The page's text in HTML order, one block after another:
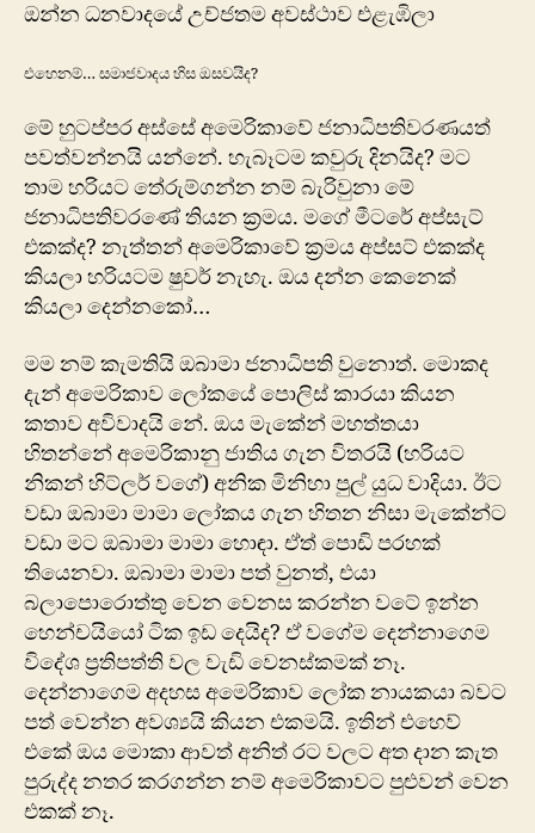
ඔන්න ධනවාදයේ උච්ජතම අවස්ථාව එළැඹිලා
එහෙනම්… සමාජවාදය හිස ඔසවයිද?
මේ හුටප්පර අ‍ස්සේ අමෙරිකාවේ ජනාධිපතිවරණයත්
පවත්වන්නයි යන්නේ. හැබෑටම කවුරු දිනයිද? මට
තාම හරියට තේරුම්ගන්න නම් බැරිවුනා මේ
ජනාධිපතිවරණේ තියන ක්‍රමය. මගේ මීටරේ අප්සැට්
එකක්ද? නැත්තන් අමෙරිකාවේ ක්‍රමය අප්සට් එකක්ද
කියලා හරියටම ෂුවර් නැහැ. ඔය දන්න කෙනෙක්
කියලා දෙන්නකෝ…
මම නම් කැමතියි ඔබාමා ජනාධිපති වු‍නොත්. මොකද
දැන් අමෙරිකාව ලෝකයේ පොලිස් කාරයා කියන
කතාව අවිවාදයි නේ. ඔය මැකේන් මහත්තයා
හිතන්නේ අමෙරිකානු ජාතිය ගැන විතරයි (හරියට
නිකන් හිට්ලර් වගේ) අනික මිනිහා පුල් යුධ වාදියා. ඊට
වඩා ඔබාමා මාමා ලෝකය ගැන හිතන නිසා මැකේන්ට
වඩා මට ඔබාමා මාමා හොඳා. ඒත් පොඩි පරහක්
තියෙනවා. ඔබාමා මාමා පත් වුනත්, එයා
බලාපොරොත්තු වෙන වෙනස කරන්න ව‍ටේ ඉන්න
හෙන්චයියෝ ටික ඉඩ දෙයිද? ඒ වගේම දෙන්නාගෙම
විදේශ ප්‍රතිපත්ති වල වැඩි වෙනස්කමක් නෑ.
දෙන්නාගෙම අදහස අමෙරිකාව ලෝක නායකයා බවට
පත් වෙන්න අවශ්‍යයි කියන එකමයි. ඉතින් එහෙව්
එකේ ඔය මොකා ආවත් අනිත් රට වලට අත දාන කැත
පුරුද්ද නතර කරගන්න නම් අමෙරිකාවට පුළුවන් වෙන
එකක් නෑ.